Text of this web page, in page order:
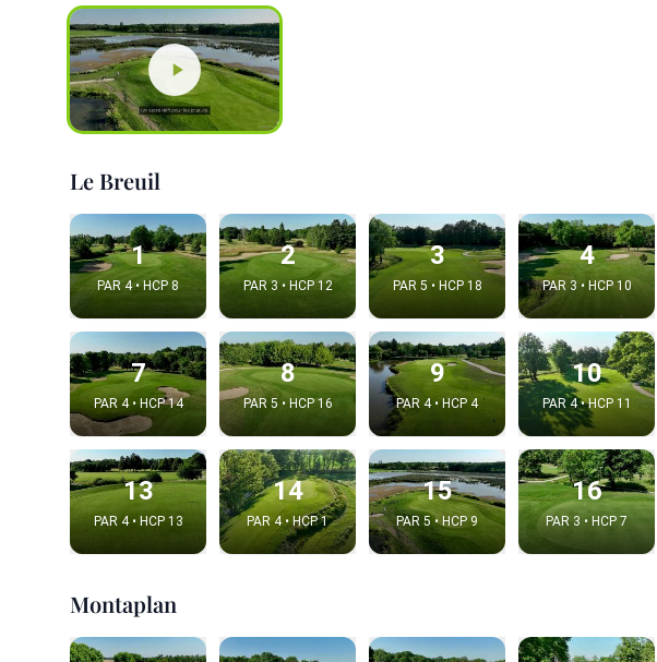
Le Breuil
1
PAR 4 • HCP 8
2
PAR 3 • HCP 12
3
PAR 5 • HCP 18
4
PAR 3 • HCP 10
7
PAR 4 • HCP 14
8
PAR 5 • HCP 16
9
PAR 4 • HCP 4
10
PAR 4 • HCP 11
13
PAR 4 • HCP 13
14
PAR 4 • HCP 1
15
PAR 5 • HCP 9
16
PAR 3 • HCP 7
Montaplan
Choix de la vidéo: